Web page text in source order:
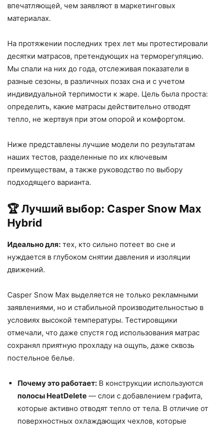
впечатляющей, чем заявляют в маркетинговых
материалах.
На протяжении последних трех лет мы протестировали
десятки матрасов, претендующих на терморегуляцию.
Мы спали на них до года, отслеживая показатели в
разные сезоны, в различных позах сна и с учетом
индивидуальной терпимости к жаре. Цель была проста:
определить, какие матрасы действительно отводят
тепло, не жертвуя при этом опорой и комфортом.
Ниже представлены лучшие модели по результатам
наших тестов, разделенные по их ключевым
преимуществам, а также руководство по выбору
подходящего варианта.
🏆 Лучший выбор: Casper Snow Max
Hybrid
Идеально для: тех, кто сильно потеет во сне и
нуждается в глубоком снятии давления и изоляции
движений.
Casper Snow Max выделяется не только рекламными
заявлениями, но и стабильной производительностью в
условиях высокой температуры. Тестировщики
отмечали, что даже спустя год использования матрас
сохранял приятную прохладу на ощупь, даже сквозь
постельное белье.
Почему это работает: В конструкции используются
полосы HeatDelete — слои с добавлением графита,
которые активно отводят тепло от тела. В отличие от
поверхностных охлаждающих чехлов, которые